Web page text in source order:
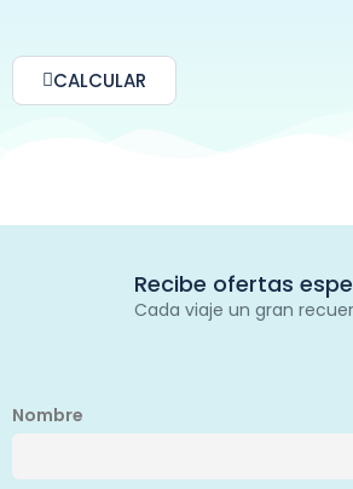
CALCULAR
Recibe ofertas
Cada viaje un gran
Nombre